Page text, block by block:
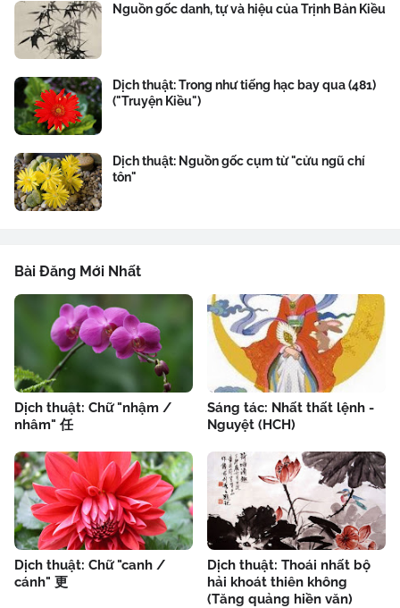
Nguồn gốc danh, tự và hiệu của Trịnh Bản Kiều
Dịch thuật: Trong như tiếng hạc bay qua (481)
("Truyện Kiều")
Dịch thuật: Nguồn gốc cụm từ "cửu ngũ chí
tôn"
Bài Đăng Mới Nhất
Dịch thuật: Chữ "nhậm /
nhâm" 任
Sáng tác: Nhất thất lệnh -
Nguyệt (HCH)
Dịch thuật: Chữ "canh /
cánh" 更
Dịch thuật: Thoái nhất bộ
hải khoát thiên không
(Tăng quảng hiền văn)